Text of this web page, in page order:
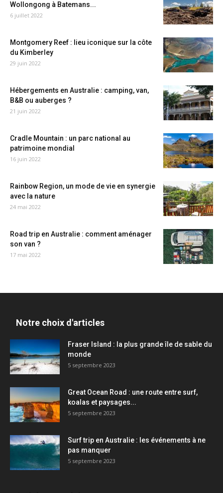
Wollongong à Batemans...
6 juillet 2022
Montgomery Reef : lieu iconique sur la côte
du Kimberley
29 juin 2022
Hébergements en Australie : camping, van,
B&B ou auberges ?
21 juin 2022
Cradle Mountain : un parc national au
patrimoine mondial
16 juin 2022
Rainbow Region, un mode de vie en synergie
avec la nature
24 mai 2022
Road trip en Australie : comment aménager
son van ?
17 mai 2022
Notre choix d'articles
Fraser Island : la plus grande île de sable du
monde
5 septembre 2023
Great Ocean Road : une route entre surf,
koalas et paysages...
5 septembre 2023
Surf trip en Australie : les événements à ne
pas manquer
5 septembre 2023